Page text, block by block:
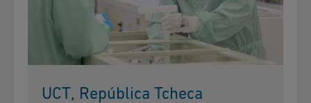
UCT, República Tcheca